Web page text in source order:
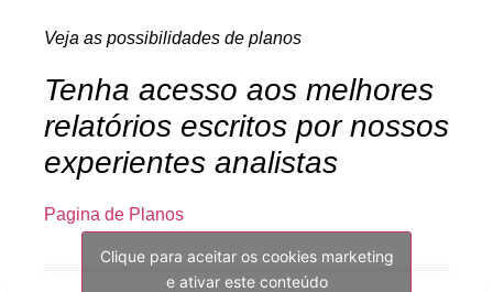
Veja as possibilidades de planos
Tenha acesso aos melhores
relatórios escritos por nossos
experientes analistas
Pagina de Planos
Clique para aceitar os cookies marketing
e ativar este conteúdo